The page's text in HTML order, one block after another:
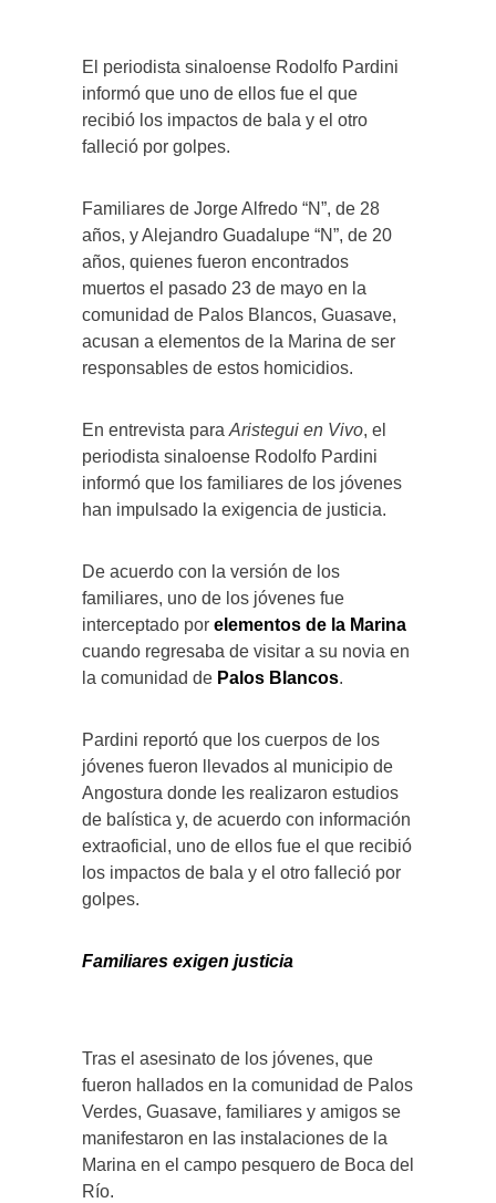
El periodista sinaloense Rodolfo Pardini
informó que uno de ellos fue el que
recibió los impactos de bala y el otro
falleció por golpes.
Familiares de Jorge Alfredo “N”, de 28
años, y Alejandro Guadalupe “N”, de 20
años, quienes fueron encontrados
muertos el pasado 23 de mayo en la
comunidad de Palos Blancos, Guasave,
acusan a elementos de la Marina de ser
responsables de estos homicidios.
En entrevista para Aristegui en Vivo, el
periodista sinaloense Rodolfo Pardini
informó que los familiares de los jóvenes
han impulsado la exigencia de justicia.
De acuerdo con la versión de los
familiares, uno de los jóvenes fue
interceptado por elementos de la Marina
cuando regresaba de visitar a su novia en
la comunidad de Palos Blancos.
Pardini reportó que los cuerpos de los
jóvenes fueron llevados al municipio de
Angostura donde les realizaron estudios
de balística y, de acuerdo con información
extraoficial, uno de ellos fue el que recibió
los impactos de bala y el otro falleció por
golpes.
Familiares exigen justicia
Tras el asesinato de los jóvenes, que
fueron hallados en la comunidad de Palos
Verdes, Guasave, familiares y amigos se
manifestaron en las instalaciones de la
Marina en el campo pesquero de Boca del
Río.